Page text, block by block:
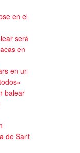
en el
será
en
en un
balear
de Sant